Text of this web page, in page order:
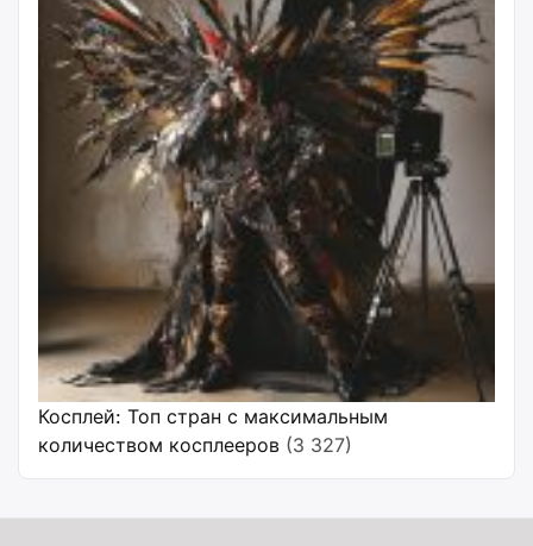
Косплей: Топ стран с максимальным
количеством косплееров (3 327)